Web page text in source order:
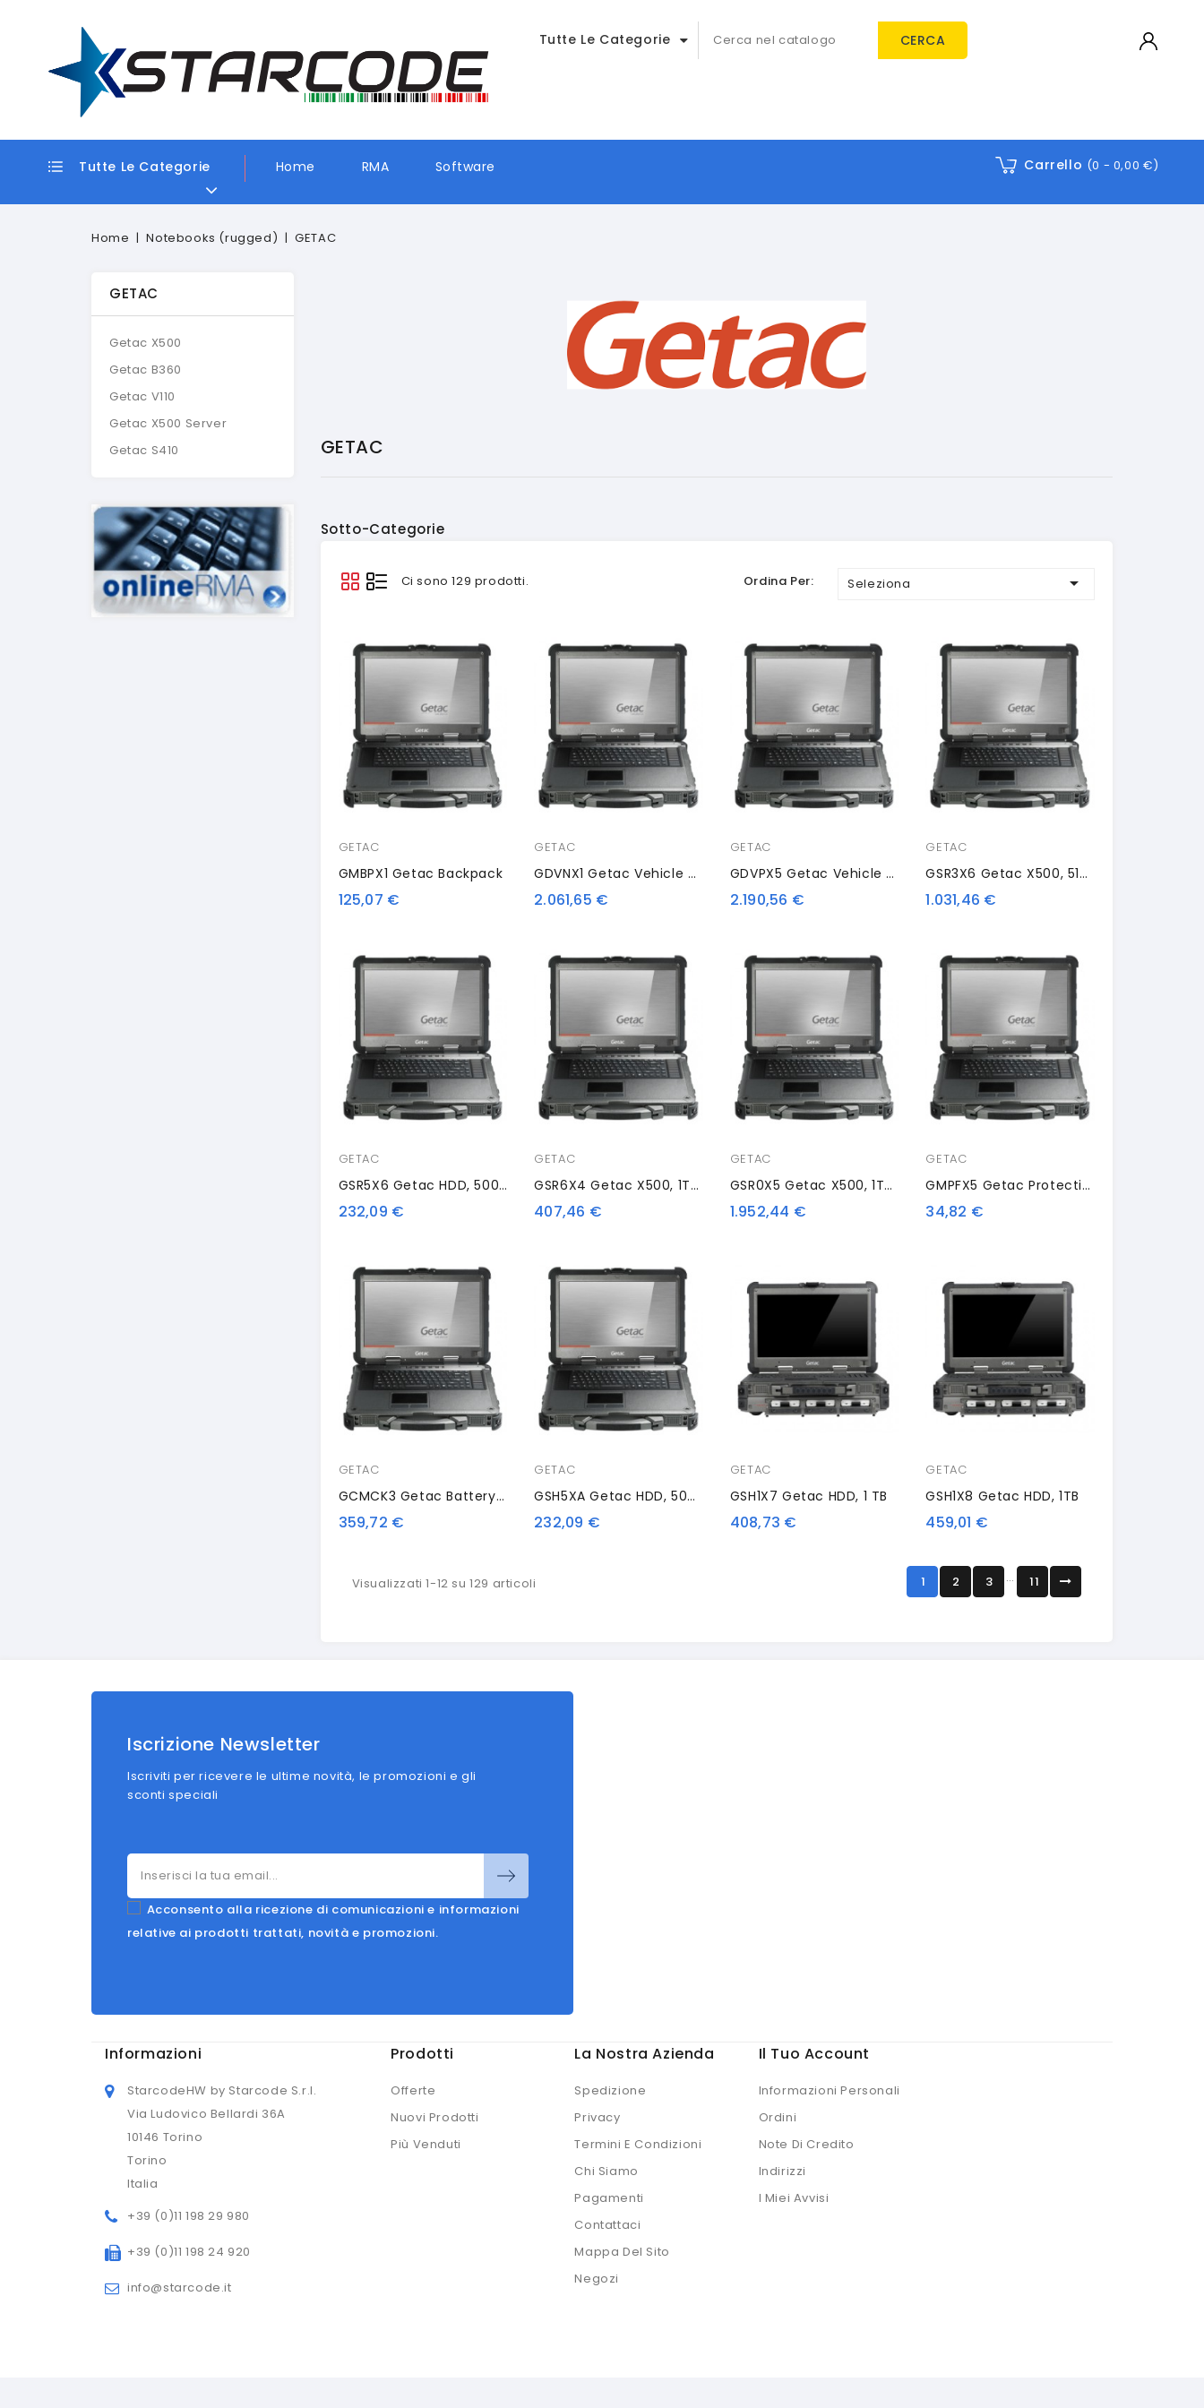
Tutte Le Categorie CERCA
Tutte Le Categorie Home RMA Software Carrello (0 - 0,00 €)
Home Notebooks (rugged) GETAC
GETAC
Getac X500
Getac B360
Getac V110
Getac X500 Server
Getac S410
GETAC
Sotto-Categorie
Ci sono 129 prodotti. Ordina Per: Seleziona 
GETAC
GMBPX1 Getac Backpack
125,07 €
GETAC
GDVNX1 Getac Vehicle Dock
2.061,65 €
GETAC
GDVPX5 Getac Vehicle Dock, Tri Pass-Through
2.190,56 €
GETAC
GSR3X6 Getac X500, 512GB SSD
1.031,46 €
GETAC
GSR5X6 Getac HDD, 500 GB
232,09 €
GETAC
GSR6X4 Getac X500, 1TB HDD
407,46 €
GETAC
GSR0X5 Getac X500, 1TB SSD
1.952,44 €
GETAC
GMPFX5 Getac Protection Film, Pack Of 10
34,82 €
GETAC
GCMCK3 Getac Battery Charging Station, 2 Slots, UK
359,72 €
GETAC
GSH5XA Getac HDD, 500 GB
232,09 €
GETAC
GSH1X7 Getac HDD, 1 TB
408,73 €
GETAC
GSH1X8 Getac HDD, 1TB
459,01 €
Visualizzati 1-12 su 129 articoli 1 2 3 … 11
Iscrizione Newsletter
Iscriviti per ricevere le ultime novità, le promozioni e gli
sconti speciali
Acconsento alla ricezione di comunicazioni e informazioni
relative ai prodotti trattati, novità e promozioni.
Informazioni
StarcodeHW by Starcode S.r.l.
Via Ludovico Bellardi 36A
10146 Torino
Torino
Italia
+39 (0)11 198 29 980
+39 (0)11 198 24 920
info@starcode.it
Prodotti
Offerte
Nuovi Prodotti
Più Venduti
La Nostra Azienda
Spedizione
Privacy
Termini E Condizioni
Chi Siamo
Pagamenti
Contattaci
Mappa Del Sito
Negozi
Il Tuo Account
Informazioni Personali
Ordini
Note Di Credito
Indirizzi
I Miei Avvisi